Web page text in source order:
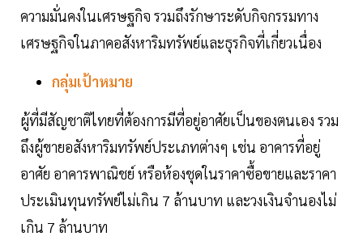
ความมั่นคงในเศรษฐกิจ รวมถึงรักษาระดับกิจกรรมทาง
เศรษฐกิจในภาคอสังหาริมทรัพย์และธุรกิจที่เกี่ยวเนื่อง
กลุ่มเป้าหมาย
ผู้ที่มีสัญชาติไทยที่ต้องการมีที่อยู่อาศัยเป็นของตนเอง รวม
ถึงผู้ขายอสังหาริมทรัพย์ประเภทต่างๆ เช่น อาคารที่อยู่
อาศัย อาคารพาณิชย์ หรือห้องชุดในราคาซื้อขายและราคา
ประเมินทุนทรัพย์ไม่เกิน 7 ล้านบาท และวงเงินจำนองไม่
เกิน 7 ล้านบาท